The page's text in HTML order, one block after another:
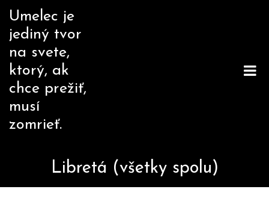
Skip
content
Umelec je
jediný tvor
na svete,
ktorý, ak
chce prežiť,
musí
zomrieť.
Libretá (všetky spolu)